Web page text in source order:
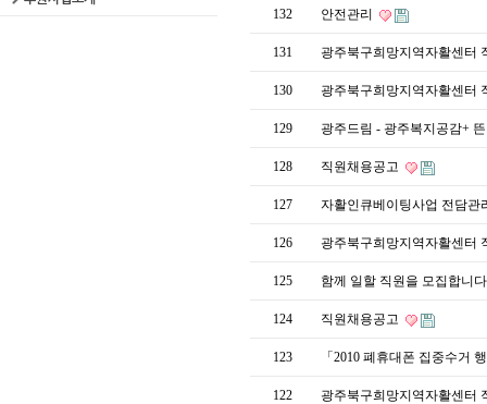
132 안전관리
131 광주북구희망지역자활센터
130 광주북구희망지역자활센터
129 광주드림 - 광주복지공감+
128 직원채용공고
127 자활인큐베이팅사업 전담관
126 광주북구희망지역자활센터
125 함께 일할 직원을 모집합니
124 직원채용공고
123 「2010 폐휴대폰 집중수거
122 광주북구희망지역자활센터